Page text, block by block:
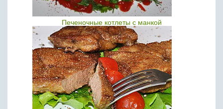
Печеночные котлеты с манкой